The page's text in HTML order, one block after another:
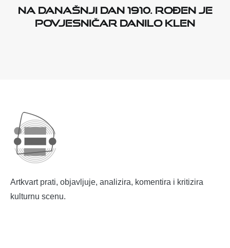
Na današnji dan 1910. rođen je
povjesničar Danilo Klen
Artkvart prati, objavljuje, analizira, komentira i kritizira
kulturnu scenu.